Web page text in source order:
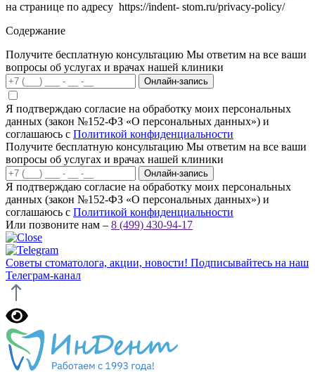
на странице по адресу https://indent- stom.ru/privacy-policy/
Содержание
Получите бесплатную консультацию Мы ответим на все ваши
вопросы об услугах и врачах нашей клиники
Онлайн-запись
Я подтверждаю согласие на обработку моих персональных
данных (закон №152-ФЗ «О персональных данных») и
соглашаюсь с Политикой конфиденциальности
Получите бесплатную консультацию Мы ответим на все ваши
вопросы об услугах и врачах нашей клиники
Онлайн-запись
Я подтверждаю согласие на обработку моих персональных
данных (закон №152-ФЗ «О персональных данных») и
соглашаюсь с Политикой конфиденциальности
Или позвоните нам – 8 (499) 430-94-17
Советы стоматолога, акции, новости! Подписывайтесь на наш
Телеграм-канал